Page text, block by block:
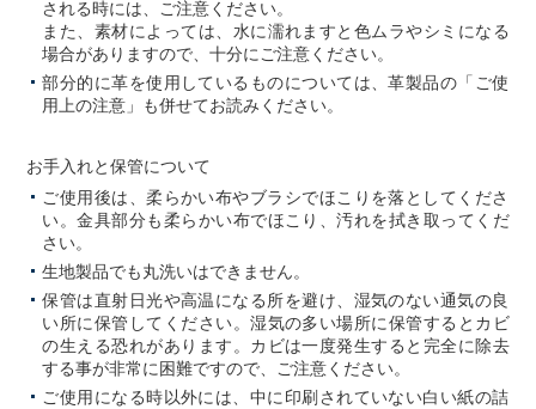
される時には、ご注意ください。
また、素材によっては、水に濡れますと色ムラやシミになる
場合がありますので、十分にご注意ください。
部分的に革を使用しているものについては、革製品の「ご使
用上の注意」も併せてお読みください。
お手入れと保管について
ご使用後は、柔らかい布やブラシでほこりを落としてくださ
い。金具部分も柔らかい布でほこり、汚れを拭き取ってくだ
さい。
生地製品でも丸洗いはできません。
保管は直射日光や高温になる所を避け、湿気のない通気の良
い所に保管してください。湿気の多い場所に保管するとカビ
の生える恐れがあります。カビは一度発生すると完全に除去
する事が非常に困難ですので、ご注意ください。
ご使用になる時以外には、中に印刷されていない白い紙の詰